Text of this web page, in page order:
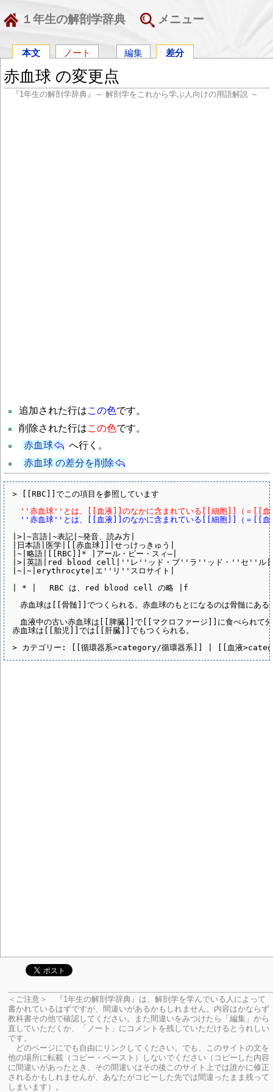
１年生の解剖学辞典 メニュー
本文 ノート 編集 差分
赤血球 の変更点
『1年生の解剖学辞典』～ 解剖学をこれから学ぶ人向けの用語解説 ～
追加された行はこの色です。
削除された行はこの色です。
赤血球
へ行く。
赤血球 の差分を削除
> [[RBC]]でこの項目を参照しています
''赤血球''とは、[[血液]]のなかに含まれている[[細胞]]（＝[[血球]]
''赤血球''とは、[[血液]]のなかに含まれている[[細胞]]（＝[[血球]]
|>|~言語|~表記|~発音、読み方|
|日本語|医学|[[赤血球]]|せっけっきゅう|
|~|略語|[[RBC]]* |アール・ビー・スィ―|
|>|英語|red blood cell|''レ''ッド・ブ''ラ''ッド・''セ''ル|
|~|~|erythrocyte|エ''リ''スロサイト|
| * | 　RBC は、red blood cell の略 |f
赤血球は[[骨髄]]でつくられる。赤血球のもとになるのは骨髄に
血液中の古い赤血球は[[脾臓]]で[[マクロファージ]]に食べられて分
赤血球は[[胎児]]では[[肝臓]]でもつくられる。
＜ご注意＞ 『1年生の解剖学辞典』は、解剖学を学んでいる人によって
書かれているはずですが、間違いがあるかもしれません。内容はかならず
教科書その他で確認してください。
また間違いをみつけたら「編集」から
直していただくか、「ノート」にコメントを残していただけるとうれしい
です。
どのページにでも自由にリンクしてください。でも、このサイトの文を
他の場所に転載（コピー・ペースト）しないでください（コピーした内容
に間違いがあったとき、その間違いはその後このサイト上では誰かに修正
されるかもしれませんが、あなたがコピーした先では間違ったまま残って
しまいます）。